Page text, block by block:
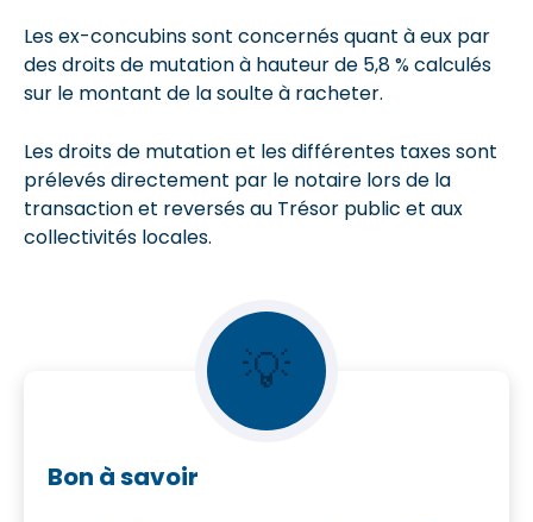
Les ex-concubins sont concernés quant à eux par
des droits de mutation à hauteur de 5,8 % calculés
sur le montant de la soulte à racheter.
Les droits de mutation et les différentes taxes sont
prélevés directement par le notaire lors de la
transaction et reversés au Trésor public et aux
collectivités locales.
💡
Bon à savoir